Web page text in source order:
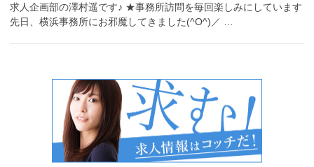
求人企画部の澤村遥です♪ ★事務所訪問を毎回楽しみにしています
先日、横浜事務所にお邪魔してきました(^O^)／ …